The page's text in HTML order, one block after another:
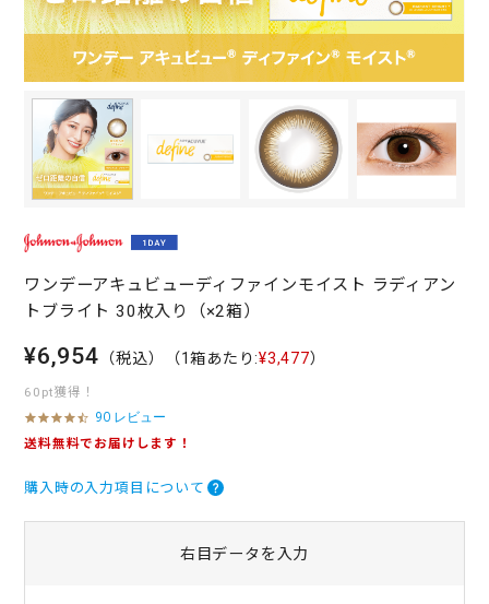
ワンデーアキュビューディファインモイスト ラディアン
トブライト 30枚入り（×2箱）
¥6,954 （税込） （1箱あたり:¥3,477）
60pt獲得！
4
.
t
90 レビュー
送料無料でお届けします！
購入時の入力項目について
右目データを入力